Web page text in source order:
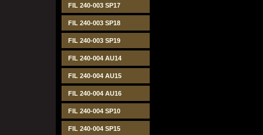
FIL 240-003 SP17
FIL 240-003 SP18
FIL 240-003 SP19
FIL 240-004 AU14
FIL 240-004 AU15
FIL 240-004 AU16
FIL 240-004 SP10
FIL 240-004 SP15